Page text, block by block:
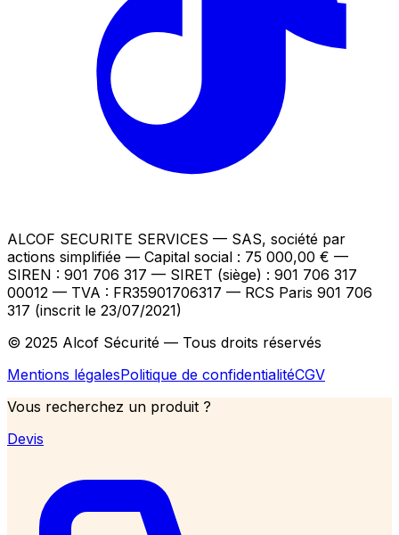
ALCOF SECURITE SERVICES — SAS, société par
actions simplifiée — Capital social : 75 000,00 € —
SIREN : 901 706 317 — SIRET (siège) : 901 706 317
00012 — TVA : FR35901706317 — RCS Paris 901 706
317 (inscrit le 23/07/2021)
© 2025 Alcof Sécurité — Tous droits réservés
Mentions légalesPolitique de confidentialitéCGV
Vous recherchez un produit ?
Devis